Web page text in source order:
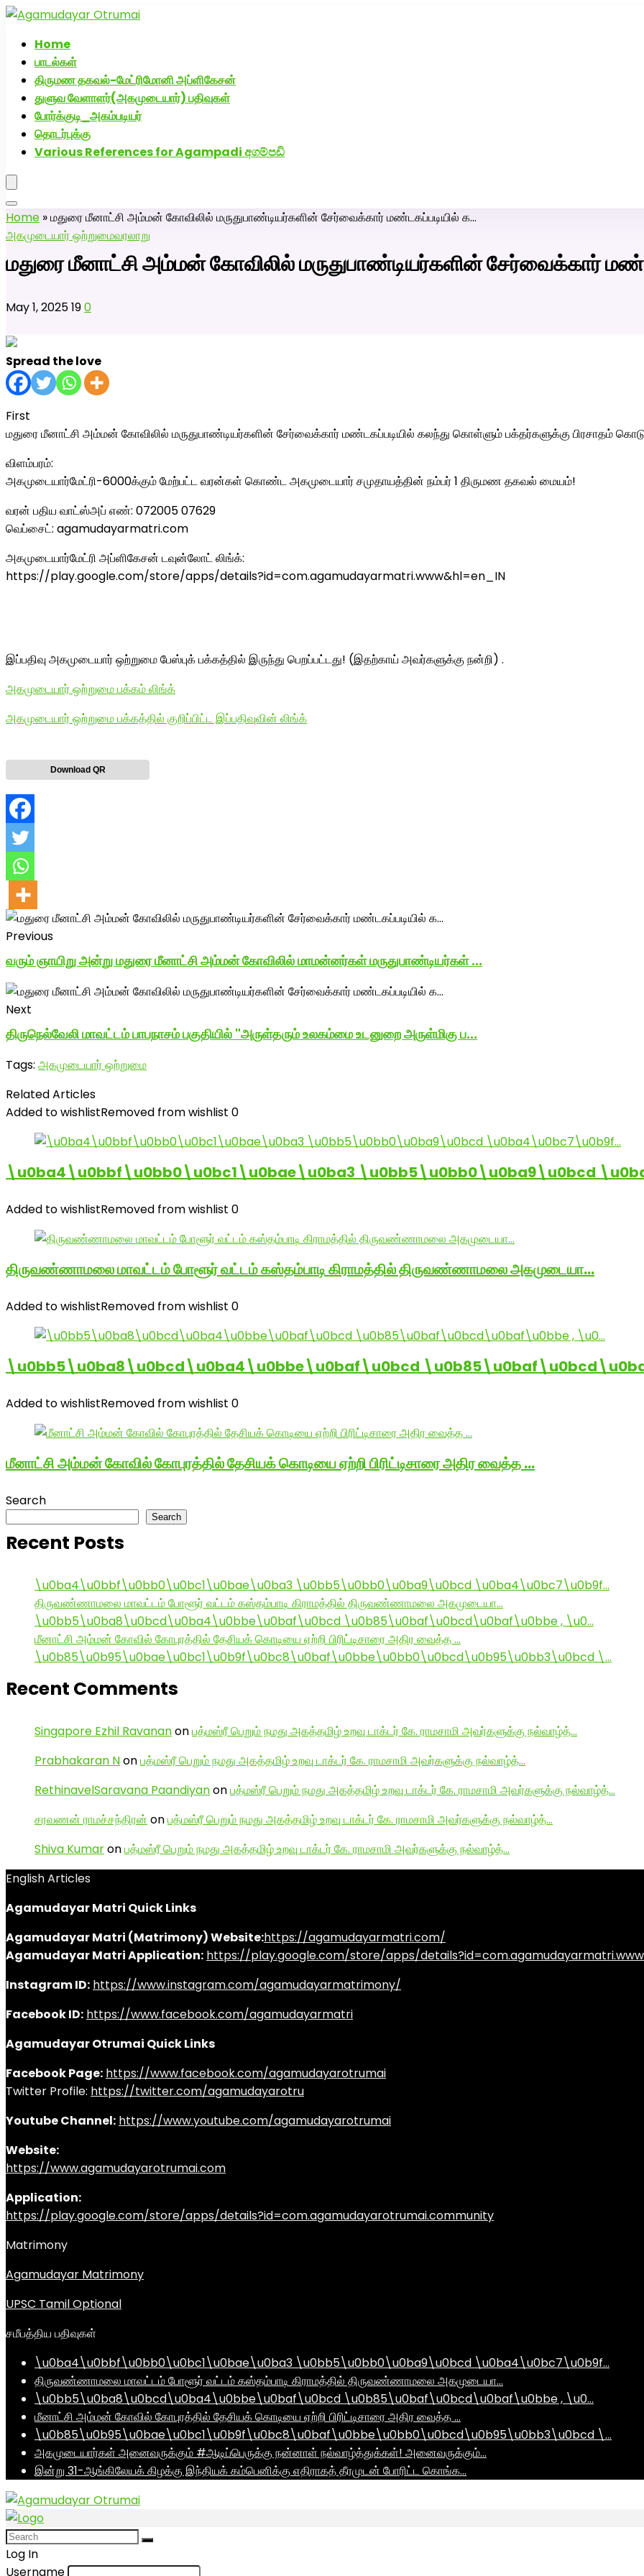
Home
பாடல்கள்
திருமண தகவல்-மேட்ரிமோனி அப்ளிகேசன்
துளுவ வேளாளர்(அகமுடையார்) பதிவுகள்
போர்க்குடி_அகம்படியர்
தொடர்புக்கு
Various References for Agampadi අගම්පඩි
Home »மதுரை மீனாட்சி அம்மன் கோவிலில் மருதுபாண்டியர்களின் சேர்வைக்கார் மண்டகப்படியில் க…
அகமுடையார் ஒற்றுமைவரலாறு
மதுரை மீனாட்சி அம்மன் கோவிலில் மருதுபாண்டியர்களின் சேர்வைக்கார்
May 1, 2025190
Spread the love
First
மதுரை மீனாட்சி அம்மன் கோவிலில் மருதுபாண்டியர்களின் சேர்வைக்கார் மண்டகப்படியில் கலந்து கொள்ளும் பக்தர்களுக்கு பிரசாதம்
விளம்பரம்:
அகமுடையார்மேட்ரி-6000க்கும் மேற்பட்ட வரன்கள் கொண்ட அகமுடையார் சமுதாயத்தின் நம்பர் 1 திருமண தகவல் மையம்!
வரன் பதிய வாட்ஸ்அப் எண்: 072005 07629
வெப்சைட்: agamudayarmatri.com
அகமுடையார்மேட்ரி அப்ளிகேசன் டவுன்லோட் லிங்க்:
https://play.google.com/store/apps/details?id=com.agamudayarmatri.www&hl=en_IN
இப்பதிவு அகமுடையார் ஒற்றுமை பேஸ்புக் பக்கத்தில் இருந்து பெறப்பட்டது! (இதற்காய் அவர்களுக்கு நன்றி) .
அகமுடையார் ஒற்றுமை பக்கம் லிங்க்
அகமுடையார் ஒற்றுமை பக்கத்தில் குறிப்பிட்ட இப்பதிவுவின் லிங்க்
Download QR
Previous
வரும் ஞாயிறு அன்று மதுரை மீனாட்சி அம்மன் கோவிலில் மாமன்னர்கள் மருதுபாண்டியர்கள் ...
Next
திருநெல்வேலி மாவட்டம் பாபநாசம் பகுதியில் "அருள்தரும் உலகம்மை உடனுறை அருள்மிகு ப...
Tags: அகமுடையார் ஒற்றுமை
Related Articles
Added to wishlistRemoved from wishlist 0
\u0ba4\u0bbf\u0bb0\u0bc1\u0bae\u0ba3 \u0bb5\u0bb0\u0ba9\u0bcd
Added to wishlistRemoved from wishlist 0
திருவண்ணாமலை மாவட்டம் போளூர் வட்டம் கஸ்தம்பாடி கிராமத்தில் திருவண்ணாமலை அகமுடையா…
Added to wishlistRemoved from wishlist 0
\u0bb5\u0ba8\u0bcd\u0ba4\u0bbe\u0baf\u0bcd
Added to wishlistRemoved from wishlist 0
மீனாட்சி அம்மன் கோவில் கோபுரத்தில் தேசியக் கொடியை ஏற்றி பிரிட்டிசாரை அதிர வைத்த …
Search
Search
Recent Posts
\u0ba4\u0bbf\u0bb0\u0bc1\u0bae\u0ba3 \u0bb5\u0bb0\u0ba9\u0bcd \u0ba4\u0bc7\u0b9f…
திருவண்ணாமலை மாவட்டம் போளூர் வட்டம் கஸ்தம்பாடி கிராமத்தில் திருவண்ணாமலை அகமுடையா…
\u0bb5\u0ba8\u0bcd\u0ba4\u0bbe\u0baf\u0bcd \u0b85\u0baf\u0bcd\u0baf\u0bbe , \u0…
மீனாட்சி அம்மன் கோவில் கோபுரத்தில் தேசியக் கொடியை ஏற்றி பிரிட்டிசாரை அதிர வைத்த …
\u0b85\u0b95\u0bae\u0bc1\u0b9f\u0bc8\u0baf\u0bbe\u0bb0\u0bcd\u0b95\u0bb3\u0bcd \…
Recent Comments
Singapore Ezhil Ravananonபத்மஸ்ரீ பெறும் நமது அகத்தமிழ் உறவு டாக்டர் கே. ராமசாமி அவர்களுக்கு நல்வாழ்த்…
Prabhakaran Nonபத்மஸ்ரீ பெறும் நமது அகத்தமிழ் உறவு டாக்டர் கே. ராமசாமி அவர்களுக்கு நல்வாழ்த்…
RethinavelSaravana Paandiyanonபத்மஸ்ரீ பெறும் நமது அகத்தமிழ் உறவு டாக்டர் கே. ராமசாமி அவர்களுக்கு நல்வாழ்த்…
சரவணன் ராமச்சந்திரன் onபத்மஸ்ரீ பெறும் நமது அகத்தமிழ் உறவு டாக்டர் கே. ராமசாமி அவர்களுக்கு நல்வாழ்த்…
Shiva Kumaronபத்மஸ்ரீ பெறும் நமது அகத்தமிழ் உறவு டாக்டர் கே. ராமசாமி அவர்களுக்கு நல்வாழ்த்…
English Articles
Agamudayar Matri Quick Links
Agamudayar Matri (Matrimony) Website:https://agamudayarmatri.com/
Agamudayar Matri Application: https://play.google.com/store/apps/details?id=com.agamudayarmatri.www
Instagram ID: https://www.instagram.com/agamudayarmatrimony/
Facebook ID: https://www.facebook.com/agamudayarmatri
Agamudayar Otrumai Quick Links
Facebook Page: https://www.facebook.com/agamudayarotrumai
Twitter Profile: https://twitter.com/agamudayarotru
Youtube Channel: https://www.youtube.com/agamudayarotrumai
Website:
https://www.agamudayarotrumai.com
Application:
https://play.google.com/store/apps/details?id=com.agamudayarotrumai.community
Matrimony
Agamudayar Matrimony
UPSC Tamil Optional
சமீபத்திய பதிவுகள்
\u0ba4\u0bbf\u0bb0\u0bc1\u0bae\u0ba3 \u0bb5\u0bb0\u0ba9\u0bcd \u0ba4\u0bc7\u0b9f…
திருவண்ணாமலை மாவட்டம் போளூர் வட்டம் கஸ்தம்பாடி கிராமத்தில் திருவண்ணாமலை அகமுடையா…
\u0bb5\u0ba8\u0bcd\u0ba4\u0bbe\u0baf\u0bcd \u0b85\u0baf\u0bcd\u0baf\u0bbe , \u0…
மீனாட்சி அம்மன் கோவில் கோபுரத்தில் தேசியக் கொடியை ஏற்றி பிரிட்டிசாரை அதிர வைத்த …
\u0b85\u0b95\u0bae\u0bc1\u0b9f\u0bc8\u0baf\u0bbe\u0bb0\u0bcd\u0b95\u0bb3\u0bcd \…
அகமுடையார்கள் அனைவருக்கும் #ஆடிப்பெருக்கு நன்னாள் நல்வாழ்த்துக்கள்! அனைவருக்கும்…
இன்று 31-ஆங்கிலேயக் கிழக்கு இந்தியக் கம்பெனிக்கு எதிராகத் தீரமுடன் போரிட்ட கொங்க…
அகமுடையார் திருமண வரன்களுக்கு அகமுடையார்மேட்ரி-பெண் வீட்டாருக்கு 100% இலவச திருமண சேவை! வாட்ஸப் எண்:
Log In
Username